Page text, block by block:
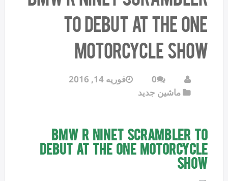
to Debut at The One
Motorcycle Show
0
فوریه 14, 2016
ماشین جدید
BMW R nineT Scrambler to
Debut at The One Motorcycle
Show